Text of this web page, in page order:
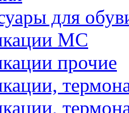
для
МС
прочие